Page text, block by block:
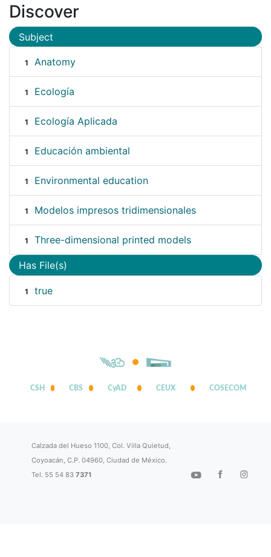
Discover
Subject
1 Anatomy
1 Ecología
1 Ecología Aplicada
1 Educación ambiental
1 Environmental education
1 Modelos impresos tridimensionales
1 Three-dimensional printed models
Has File(s)
1 true
CSH CBS CyAD CEUX COSECOM
Calzada del Hueso 1100, Col. Villa Quietud,
Coyoacán, C.P. 04960, Ciudad de México.
Tel. 55 54 837371